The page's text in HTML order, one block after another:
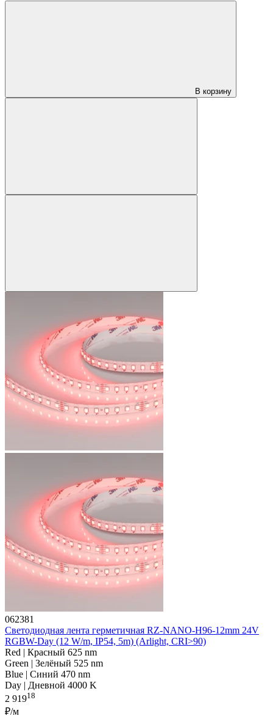
В корзину
062381
Светодиодная лента герметичная RZ-NANO-H96-12mm 24V
RGBW-Day (12 W/m, IP54, 5m) (Arlight, CRI>90)
Red | Красный 625 nm
Green | Зелёный 525 nm
Blue | Синий 470 nm
Day | Дневной 4000 K
2 91918
₽/м